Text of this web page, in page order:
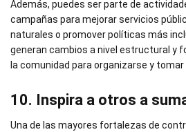
Además, puedes ser parte de
campañas para mejorar servicios
naturales o promover políticas más
generan cambios a nivel estructural y
la comunidad para organizarse y
10. Inspira a otros a
Una de las mayores fortalezas de